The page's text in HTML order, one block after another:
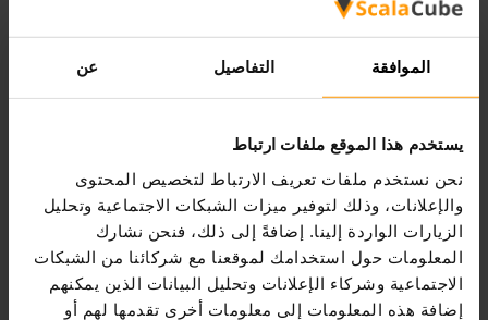
الموافقة التفاصيل عن
يستخدم هذا الموقع ملفات ارتباط
نحن نستخدم ملفات تعريف الارتباط لتخصيص المحتوى
والإعلانات، وذلك لتوفير ميزات الشبكات الاجتماعية وتحليل
الزيارات الواردة إلينا. إضافةً إلى ذلك، فنحن نشارك
المعلومات حول استخدامك لموقعنا مع شركائنا من الشبكات
الاجتماعية وشركاء الإعلانات وتحليل البيانات الذين يمكنهم
إضافة هذه المعلومات إلى معلومات أخرى تقدمها لهم أو
Valheim
استضافة الخادم
All Games